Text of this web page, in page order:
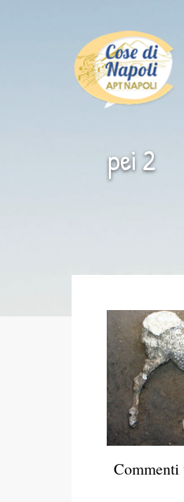
pei 2
Commenti